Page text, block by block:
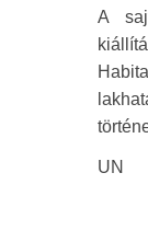
A
UN